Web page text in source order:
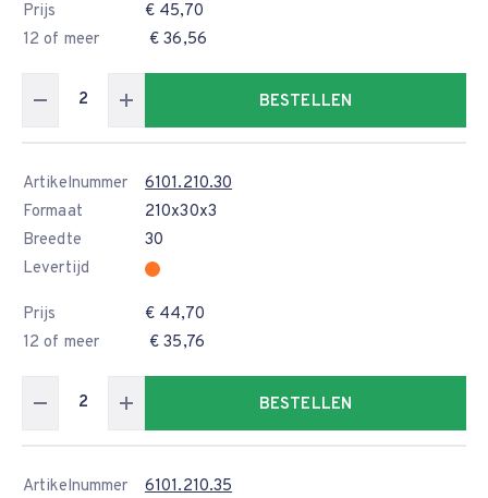
Prijs
€ 45,70
12 of meer
€ 36,56
BESTELLEN
Artikelnummer
6101.210.30
Formaat
210x30x3
Breedte
30
Levertijd
Prijs
€ 44,70
12 of meer
€ 35,76
BESTELLEN
Artikelnummer
6101.210.35